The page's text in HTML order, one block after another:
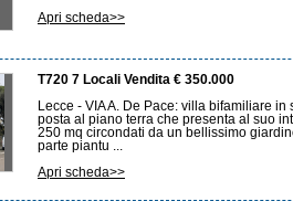
Apri scheda>>
T720 7 Locali Vendita € 350.000
Lecce - VIA A. De Pace: villa bifamiliare
posta al piano terra che presenta al suo
250 mq circondati da un bellissimo
parte piantu ...
Apri scheda>>